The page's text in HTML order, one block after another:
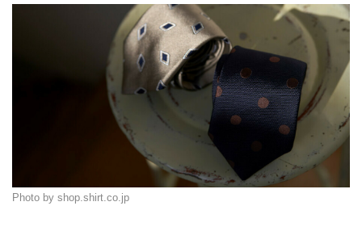
Photo by shop.shirt.co.jp